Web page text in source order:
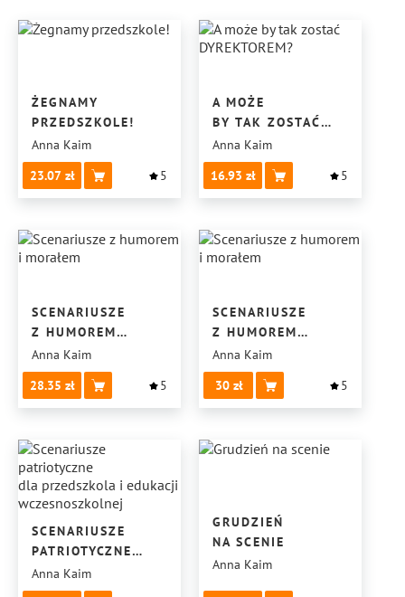
ŻEGNAMY
PRZEDSZKOLE!
Anna Kaim
23.07
5
A MOŻE
BY TAK ZOSTAĆ
DYREKTOREM?
Anna Kaim
16.93
5
SCENARIUSZE
Z HUMOREM
I MORAŁEM
Anna Kaim
28.35
5
SCENARIUSZE
Z HUMOREM
I MORAŁEM
Anna Kaim
30
5
SCENARIUSZE
PATRIOTYCZNE
DLA PRZEDSZKOLA
I EDUKACJI
Anna Kaim
GRUDZIEŃ
NA SCENIE
Anna Kaim